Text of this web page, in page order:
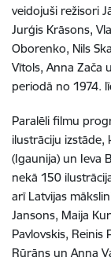
veidojuši režisori
Jurģis Krāsons,
Oborenko, Nils
Vītols, Anna Zača
periodā no 1974.
Paralēli filmu
ilustrāciju izstāde,
(Igaunija) un Ieva
nekā 150
arī Latvijas
Jansons, Maija
Pavlovskis,
Rūrāns un Anna